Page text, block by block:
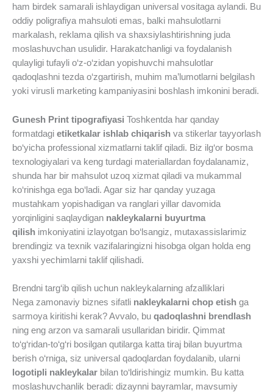
ham birdek samarali ishlaydigan universal vositaga aylandi. Bu
oddiy poligrafiya mahsuloti emas, balki mahsulotlarni
markalash, reklama qilish va shaxsiylashtirishning juda
moslashuvchan usulidir. Harakatchanligi va foydalanish
qulayligi tufayli o‘z-o‘zidan yopishuvchi mahsulotlar
qadoqlashni tezda o‘zgartirish, muhim ma’lumotlarni belgilash
yoki virusli marketing kampaniyasini boshlash imkonini beradi.
Gunesh Print tipografiyasi Toshkentda har qanday
formatdagi etiketkalar ishlab chiqarish va stikerlar tayyorlash
bo‘yicha professional xizmatlarni taklif qiladi. Biz ilg‘or bosma
texnologiyalari va keng turdagi materiallardan foydalanamiz,
shunda har bir mahsulot uzoq xizmat qiladi va mukammal
ko‘rinishga ega bo‘ladi. Agar siz har qanday yuzaga
mustahkam yopishadigan va ranglari yillar davomida
yorqinligini saqlaydigan nakleykalarni buyurtma
qilish imkoniyatini izlayotgan bo‘lsangiz, mutaxassislarimiz
brendingiz va texnik vazifalaringizni hisobga olgan holda eng
yaxshi yechimlarni taklif qilishadi.
Brendni targ‘ib qilish uchun nakleykalarning afzalliklari
Nega zamonaviy biznes sifatli nakleykalarni chop etish ga
sarmoya kiritishi kerak? Avvalo, bu qadoqlashni brendlash
ning eng arzon va samarali usullaridan biridir. Qimmat
to‘g‘ridan-to‘g‘ri bosilgan qutilarga katta tiraj bilan buyurtma
berish o‘rniga, siz universal qadoqlardan foydalanib, ularni
logotipli nakleykalar bilan to‘ldirishingiz mumkin. Bu katta
moslashuvchanlik beradi: dizaynni bayramlar, mavsumiy